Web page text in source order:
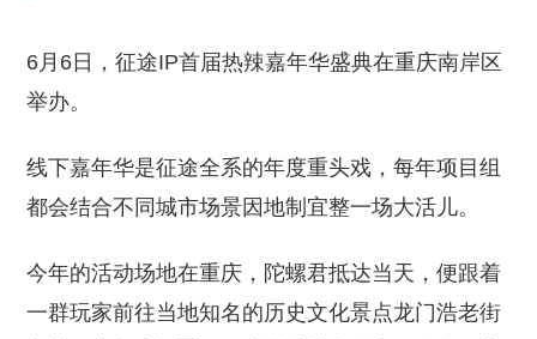
6月6日，征途IP首届热辣嘉年华盛典在重庆南岸区
举办。
线下嘉年华是征途全系的年度重头戏，每年项目组
都会结合不同城市场景因地制宜整一场大活儿。
今年的活动场地在重庆，陀螺君抵达当天，便跟着
一群玩家前往当地知名的历史文化景点龙门浩老街